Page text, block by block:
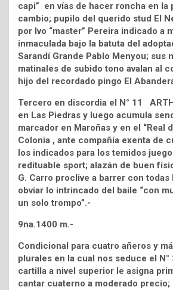
capi” en vías de hacer roncha en la
cambio; pupilo del querido stud El
por Ivo “master” Pereira indicado a
inmaculada bajo la batuta del
Sarandí Grande Pablo Menyou; sus
matinales de subido tono avalan al
hijo del recordado pingo El
Tercero en discordia el N° 11
en Las Piedras y luego acumula
marcador en Maroñas y en el “Real
Colonia , ante compañía exenta de
los indicados para los temidos
redituable sport; alazán de buen
G. Carro proclive a barrer con todas
obviar lo intrincado del baile “con
un solo trompo”.-
9na.1400 m.-
Condicional para cuatro añeros y
plurales en la cual nos seduce el
cartilla a nivel superior le asigna
cantar cuaterno a moderado precio;